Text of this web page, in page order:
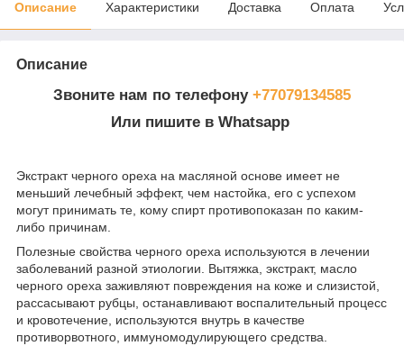
Описание Характеристики Доставка Оплата
Описание
Звоните нам по телефону +77079134585
Или пишите в Whatsapp
Экстракт черного ореха на масляной основе имеет не
меньший лечебный эффект, чем настойка, его с успехом
могут принимать те, кому спирт противопоказан по каким-
либо причинам.
Полезные свойства черного ореха используются в лечении
заболеваний разной этиологии. Вытяжка, экстракт, масло
черного ореха заживляют повреждения на коже и слизистой,
рассасывают рубцы, останавливают воспалительный процесс
и кровотечение, используются внутрь в качестве
противорвотного, иммуномодулирующего средства.